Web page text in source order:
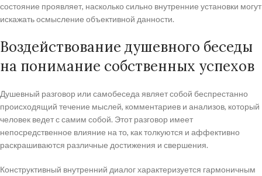
состояние проявляет, насколько сильно внутренние установки могут
искажать осмысление объективной данности.
Воздействование душевного беседы
на понимание собственных успехов
Душевный разговор или самобеседа являет собой беспрестанно
происходящий течение мыслей, комментариев и анализов, который
человек ведет с самим собой. Этот разговор имеет
непосредственное влияние на то, как толкуются и аффективно
раскрашиваются различные достижения и свершения.
Конструктивный внутренний диалог характеризуется гармоничным